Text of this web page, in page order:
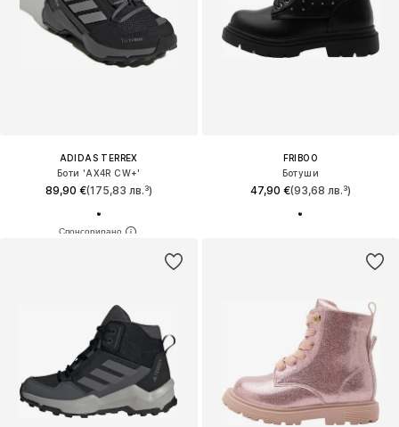
ADIDAS TERREX
Боти 'AX4R CW+'
89,90 €(175,83 лв.³)
FRIBOO
Ботуши
47,90 €(93,68 лв.³)